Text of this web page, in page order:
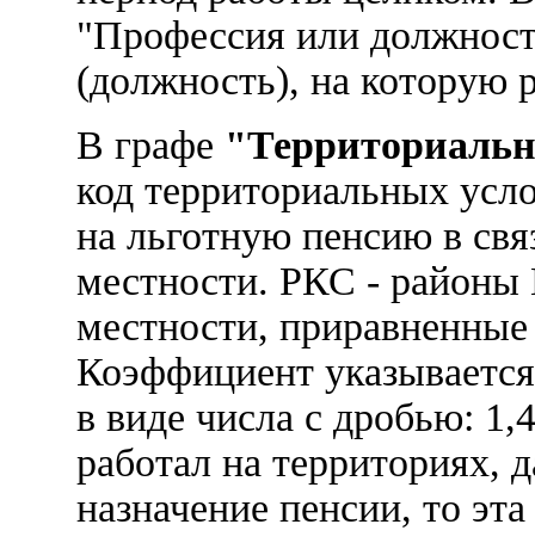
"Профессия или
(должность), на которую
В графе
код территориальных
на льготную пенсию в
местности. РКС -
местности,
Коэффициент
в виде числа с дробью:
работал на территориях,
назначение пенсии, то